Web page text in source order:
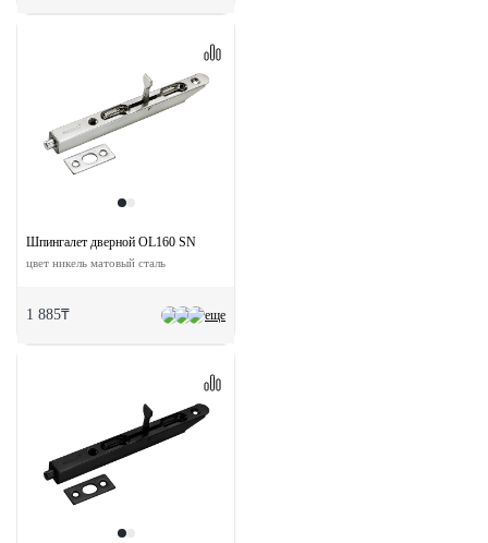
еще
Шпингалет дверной OL160 SN
цвет никель матовый сталь
1 885₸